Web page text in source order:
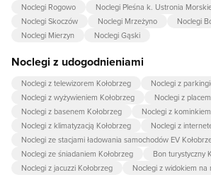
Noclegi Rogowo
Noclegi Pleśna k. Ustronia
Noclegi Skoczów
Noclegi Mrzeżyno
Noclegi
Noclegi Mierzyn
Noclegi Gąski
Noclegi z udogodnieniami
Noclegi z telewizorem Kołobrzeg
Noclegi z
Noclegi z wyżywieniem Kołobrzeg
Noclegi z
Noclegi z basenem Kołobrzeg
Noclegi z
Noclegi z klimatyzacją Kołobrzeg
Noclegi z
Noclegi ze stacjami ładowania samochodów EV
Noclegi ze śniadaniem Kołobrzeg
Bon turystyczny
Noclegi z jacuzzi Kołobrzeg
Noclegi z widokiem na